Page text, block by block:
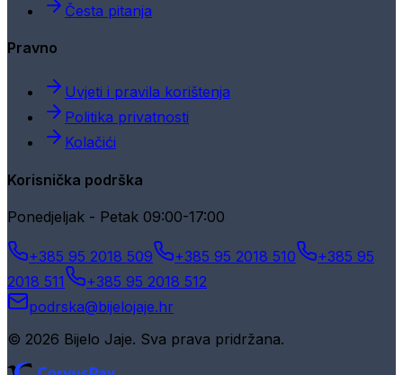
Česta pitanja
Pravno
Uvjeti i pravila korištenja
Politika privatnosti
Kolačići
Korisnička podrška
Ponedjeljak - Petak 09:00-17:00
+385 95 2018 509 +385 95 2018 510
+385 95
2018 511
+385 95 2018 512
podrska@bijelojaje.hr
© 2026 Bijelo Jaje. Sva prava pridržana.